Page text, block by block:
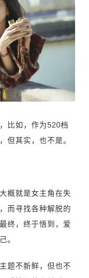
比如，作为520档
但其实，也不是。
概就是女主角在失
而寻找各种解脱的
终，终于悟到，爱
。
题不新鲜，但也不